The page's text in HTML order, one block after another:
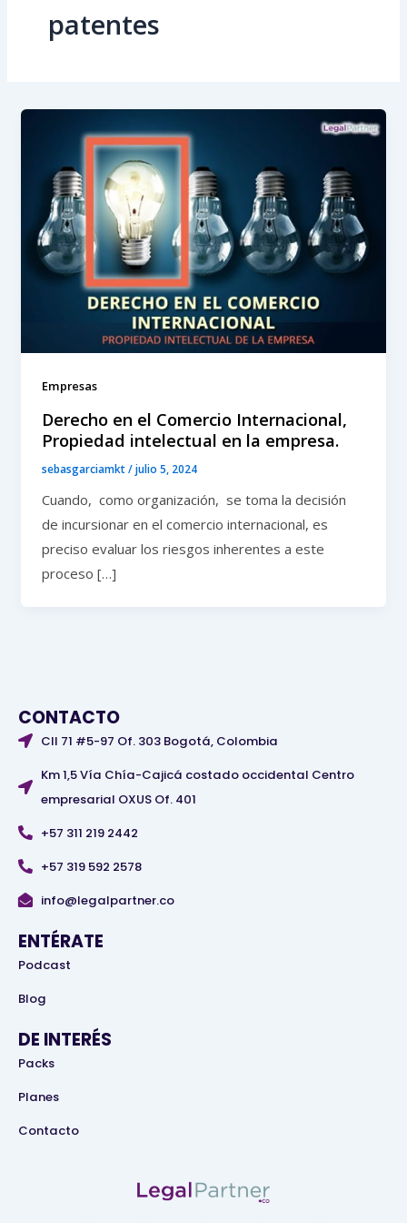
patentes
Empresas
Derecho en el Comercio Internacional,
Propiedad intelectual en la empresa.
sebasgarciamkt/julio 5, 2024
Cuando, como organización, se toma la decisión
de incursionar en el comercio internacional, es
preciso evaluar los riesgos inherentes a este
proceso […]
CONTACTO
Cll 71 #5-97 Of. 303 Bogotá, Colombia
Km 1,5 Vía Chía-Cajicá costado occidental Centro
empresarial OXUS Of. 401
+57 311 219 2442
+57 319 592 2578
info@legalpartner.co
ENTÉRATE
Podcast
Blog
DE INTERÉS
Packs
Planes
Contacto